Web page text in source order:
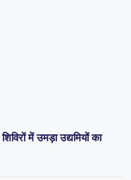
में उमड़ा उद्यमियों का